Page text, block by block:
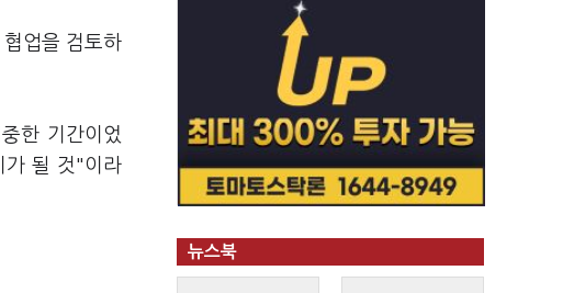
협업을 검토하
한 기간이었
가 될 것"이라
뉴스북